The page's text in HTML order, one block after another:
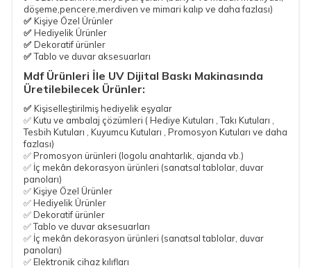
döşeme,pencere,merdiven ve mimari kalıp ve daha fazlası)
✅ Kişiye Özel Ürünler
✅ Hediyelik Ürünler
✅ Dekoratif ürünler
✅Tablo ve duvar aksesuarları
Mdf Ürünleri İle UV Dijital Baskı Makinasında
Üretilebilecek Ürünler:
✅ Kişiselleştirilmiş hediyelik eşyalar
✅ Kutu ve ambalaj çözümleri ( Hediye Kutuları , Takı Kutuları ,
Tesbih Kutuları , Kuyumcu Kutuları , Promosyon Kutuları ve daha
fazlası)
✅ Promosyon ürünleri (logolu anahtarlık, ajanda vb.)
✅ İç mekân dekorasyon ürünleri (sanatsal tablolar, duvar
panoları)
✅ Kişiye Özel Ürünler
✅ Hediyelik Ürünler
✅ Dekoratif ürünler
✅ Tablo ve duvar aksesuarları
✅ İç mekân dekorasyon ürünleri (sanatsal tablolar, duvar
panoları)
✅ Elektronik cihaz kılıfları